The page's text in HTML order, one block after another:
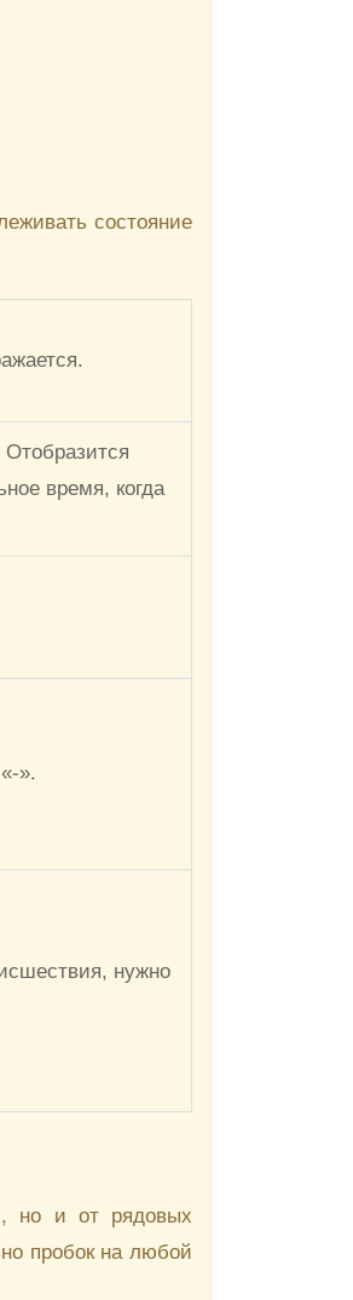
состояние
время, когда
».
нужно
но и от рядовых
пробок на любой